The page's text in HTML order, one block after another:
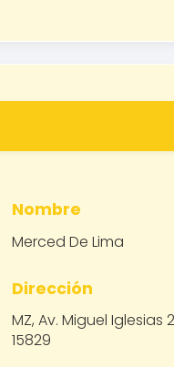
Nombre
Merced De Lima
Dirección
MZ, Av. Miguel
15829